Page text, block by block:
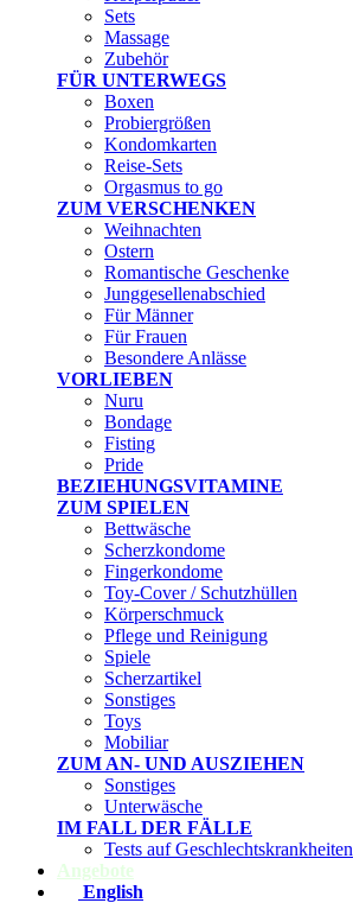
Sets
Massage
Zubehör
FÜR UNTERWEGS
Boxen
Probiergrößen
Kondomkarten
Reise-Sets
Orgasmus to go
ZUM VERSCHENKEN
Weihnachten
Ostern
Romantische Geschenke
Junggesellenabschied
Für Männer
Für Frauen
Besondere Anlässe
VORLIEBEN
Nuru
Bondage
Fisting
Pride
BEZIEHUNGSVITAMINE
ZUM SPIELEN
Bettwäsche
Scherzkondome
Fingerkondome
Toy-Cover / Schutzhüllen
Körperschmuck
Pflege und Reinigung
Spiele
Scherzartikel
Sonstiges
Toys
Mobiliar
ZUM AN- UND AUSZIEHEN
Sonstiges
Unterwäsche
IM FALL DER FÄLLE
Tests auf Geschlechtskrankheiten
Angebote
English